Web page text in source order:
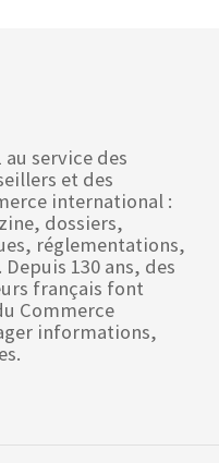
au service des
et des
international :
dossiers,
réglementations,
130 ans, des
français font
Commerce
informations,